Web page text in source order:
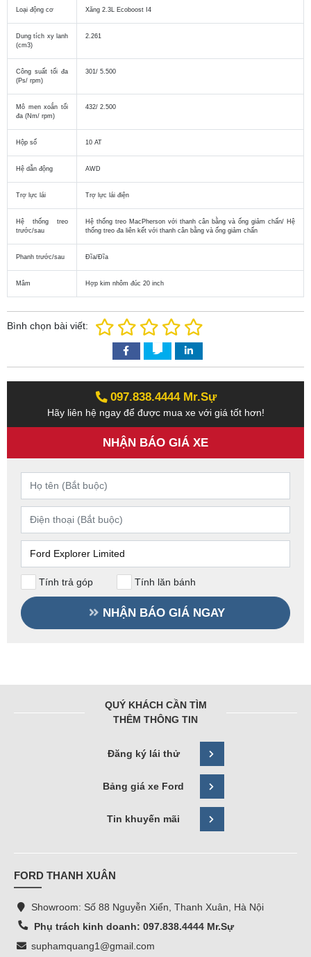
097.838.4444 Mr.Sự‬‬
Hãy liên hệ ngay để được mua xe với giá tốt hơn!
NHẬN BÁO GIÁ XE
Tính trả góp Tính lăn bánh
NHẬN BÁO GIÁ NGAY
Loại động cơ Xăng 2.3L Ecoboost I4
Dung tích xy lanh
(cm3)
2.261
Công suất tối đa
(Ps/ rpm)
301/ 5.500
Mô men xoắn tối
đa (Nm/ rpm)
432/ 2.500
Hộp số 10 AT
Hệ dẫn động AWD
Trợ lực lái Trợ lực lái điện
Hệ thống treo
trước/sau
Hệ thống treo MacPherson với thanh cân bằng và ống giảm chấn/ Hệ
thống treo đa liên kết với thanh cân bằng và ống giảm chấn
Phanh trước/sau Đĩa/Đĩa
Mâm Hợp kim nhôm đúc 20 inch
Bình chọn bài viết:
QUÝ KHÁCH CẦN TÌM
THÊM THÔNG TIN
Đăng ký lái thử
Bảng giá xe Ford
Tin khuyến mãi
FORD THANH XUÂN
Showroom: Số 88 Nguyễn Xiển, Thanh Xuân, Hà Nội
Phụ trách kinh doanh: 097.838.4444 Mr.Sự
suphamquang1@gmail.com